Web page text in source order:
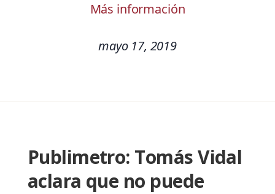
Más información
mayo 17, 2019
Publimetro: Tomás Vidal
aclara que no puede